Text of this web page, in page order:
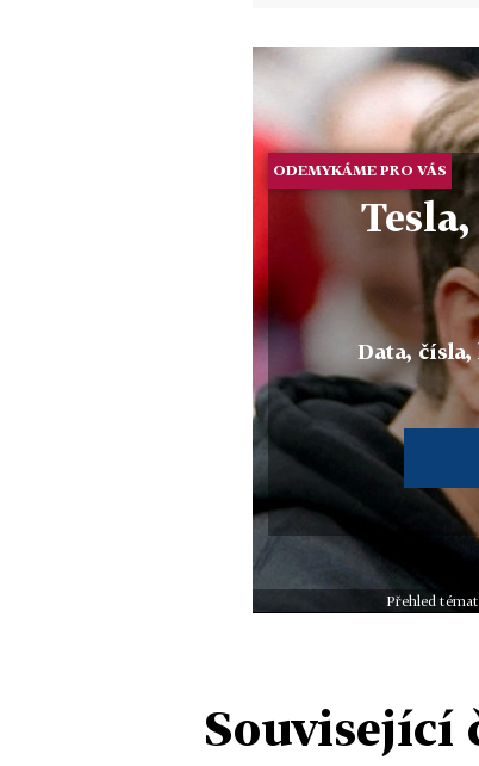
ODEMYKÁME PRO VÁS
Data,
Přehled
Související